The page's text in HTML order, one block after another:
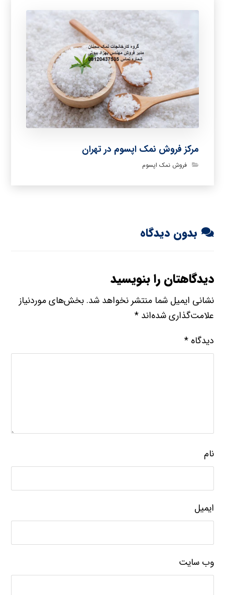
مرکز فروش نمک اپسوم در تهران
فروش نمک اپسوم
بدون دیدگاه
دیدگاهتان را بنویسید
نشانی ایمیل شما منتشر نخواهد شد. بخش‌های موردنیاز
علامت‌گذاری شده‌اند*
دیدگاه*
نام
ایمیل
وب‌ سایت